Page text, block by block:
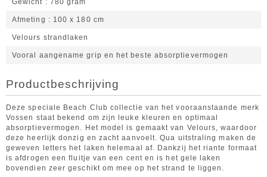
Gewicht 780 gram
Afmeting 100 x 180 cm
Velours strandlaken
Vooral aangename grip en het beste absorptievermogen
Productbeschrijving
Deze speciale Beach Club collectie van het vooraanstaande merk
Vossen staat bekend om zijn leuke kleuren en optimaal
absorptievermogen. Het model is gemaakt van Velours, waardoor
deze heerlijk donzig en zacht aanvoelt. Qua uitstraling maken de
geweven letters het laken helemaal af. Dankzij het riante formaat
is afdrogen een fluitje van een cent en is het gele laken
bovendien zeer geschikt om mee op het strand te liggen.